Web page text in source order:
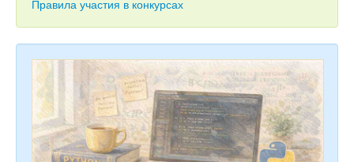
Игры
Учитель
Правила участия в конкурсах